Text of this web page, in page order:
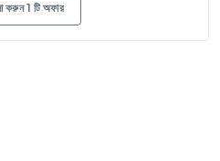
করুন 1 টি অফার